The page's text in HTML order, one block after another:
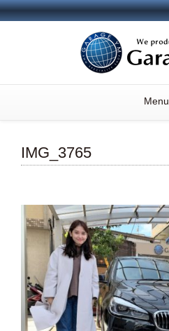
Menu
IMG_3765